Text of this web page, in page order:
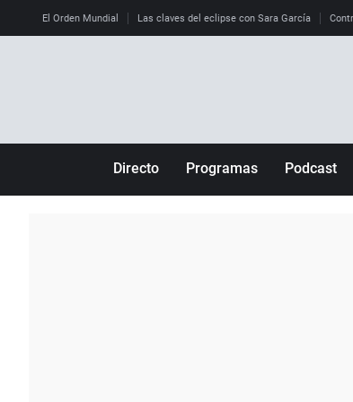
El Orden Mundial Las claves del eclipse con Sara García
Directo Programas Podcast